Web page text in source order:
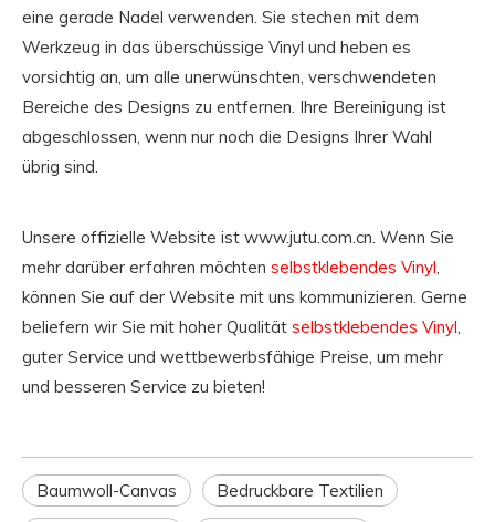
eine gerade Nadel verwenden. Sie stechen mit dem
Werkzeug in das überschüssige Vinyl und heben es
vorsichtig an, um alle unerwünschten, verschwendeten
Bereiche des Designs zu entfernen. Ihre Bereinigung ist
abgeschlossen, wenn nur noch die Designs Ihrer Wahl
übrig sind.
Unsere offizielle Website ist www.jutu.com.cn. Wenn Sie
mehr darüber erfahren möchten selbstklebendes Vinyl,
können Sie auf der Website mit uns kommunizieren. Gerne
beliefern wir Sie mit hoher Qualität selbstklebendes Vinyl,
guter Service und wettbewerbsfähige Preise, um mehr
und besseren Service zu bieten!
Baumwoll-Canvas Bedruckbare Textilien